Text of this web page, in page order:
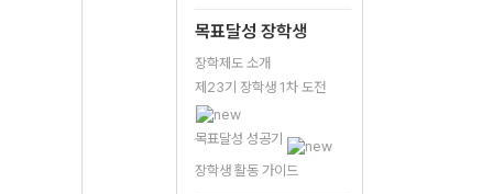
목표달성 장학생
장학제도 소개
제23기 장학생 1차 도전
목표달성 성공기
장학생 활동 가이드